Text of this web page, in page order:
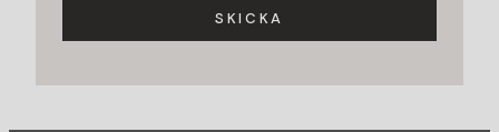
SKICKA